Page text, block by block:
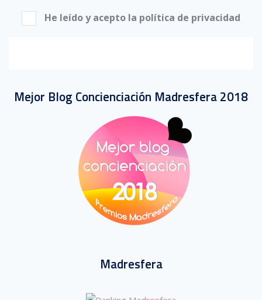
He leído y acepto la política de privacidad
Mejor Blog Concienciación Madresfera 2018
Madresfera